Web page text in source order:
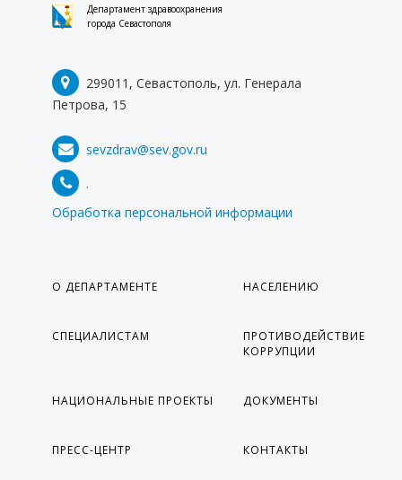
Департамент здравоохранения
города Севастополя
299011, Севастополь, ул. Генерала
Петрова, 15
sevzdrav@sev.gov.ru
.
Обработка персональной информации
О ДЕПАРТАМЕНТЕ НАСЕЛЕНИЮ
СПЕЦИАЛИСТАМ
ПРОТИВОДЕЙСТВИЕ
КОРРУПЦИИ
НАЦИОНАЛЬНЫЕ ПРОЕКТЫ ДОКУМЕНТЫ
ПРЕСС-ЦЕНТР КОНТАКТЫ